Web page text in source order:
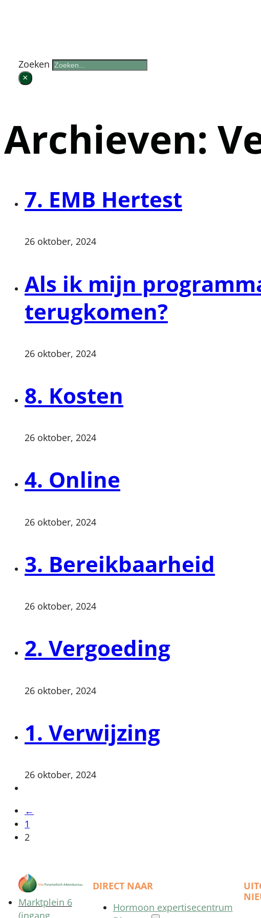
Zoeken
×
Archieven:
7. EMB Hertest
26 oktober, 2024
Als ik mijn
terugkomen?
26 oktober, 2024
8. Kosten
26 oktober, 2024
4. Online
26 oktober, 2024
3. Bereikbaarheid
26 oktober, 2024
2. Vergoeding
26 oktober, 2024
1. Verwijzing
26 oktober, 2024
←
1
2
Marktplein 6
(ingang
DIRECT NAAR
Hormoon expertisecentrum